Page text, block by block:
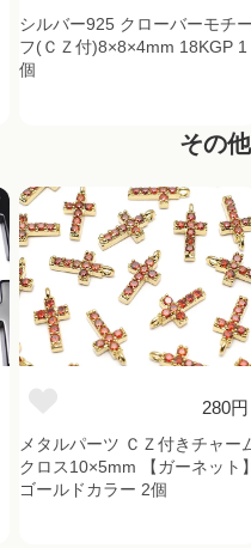
シルバー925 クローバーモチー
フ(ＣＺ付)8×8×4mm 18KGP 1
個
その
280円
メタルパーツ ＣＺ付きチャー
クロス10×5mm 【ガーネット】
ゴールドカラー 2個